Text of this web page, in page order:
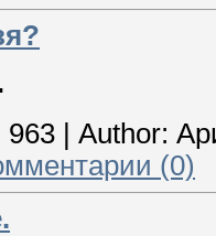
963 Author:
(0)